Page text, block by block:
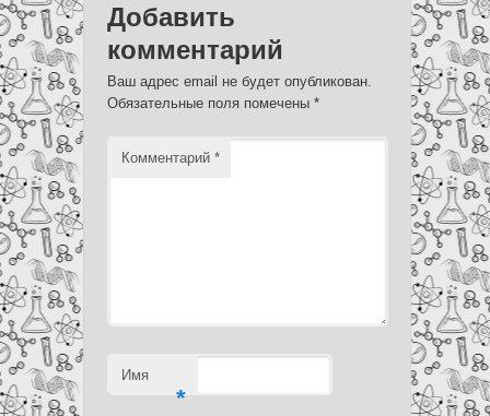
Добавить
комментарий
Ваш адрес email не будет опубликован.
Обязательные поля помечены *
Комментарий *
Имя
*